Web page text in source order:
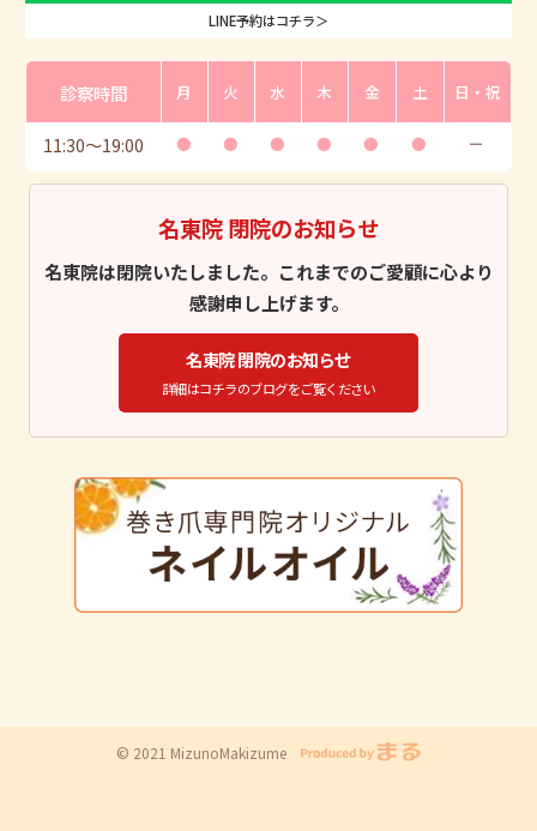
LINE予約はコチラ＞
診察時間 月 火 水 木 金 土 日・祝
11:30〜19:00 ● ● ● ● ● ● ー
名東院 閉院のお知らせ
名東院は閉院いたしました。これまでのご愛顧に心より
感謝申し上げます。
名東院 閉院のお知らせ
詳細はコチラのブログをご覧ください
© 2021 MizunoMakizume